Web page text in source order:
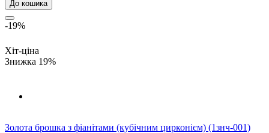
До кошика
-19%
Хіт-ціна
Знижка 19%
Золота брошка з фіанітами (кубічним цирконієм) (1знч-001)